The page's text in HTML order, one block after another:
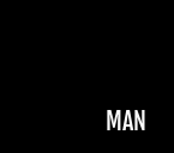
MAN